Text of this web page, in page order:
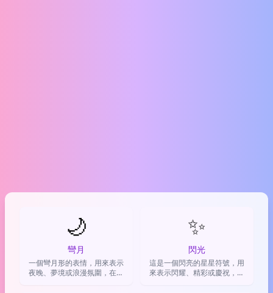
🌙
彎月
一個彎月形的表情，用來表示
夜晚、夢境或浪漫氛圍，在聊
✨
閃光
這是一個閃亮的星星符號，用
來表示閃耀、精彩或慶祝，在